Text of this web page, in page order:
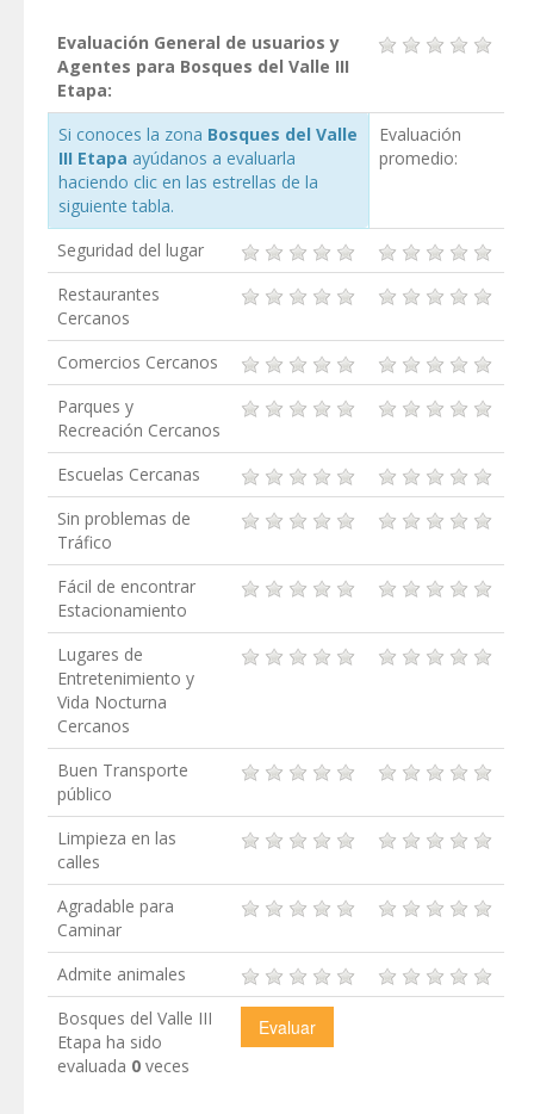
Evaluación General de usuarios y
Agentes para Bosques del Valle III
Etapa:
Si conoces la zona Bosques del Valle
III Etapa ayúdanos a evaluarla
haciendo clic en las estrellas de la
siguiente tabla.
Evaluación
promedio:
Seguridad del lugar
Restaurantes
Cercanos
Comercios Cercanos
Parques y
Recreación Cercanos
Escuelas Cercanas
Sin problemas de
Tráfico
Fácil de encontrar
Estacionamiento
Lugares de
Entretenimiento y
Vida Nocturna
Cercanos
Buen Transporte
público
Limpieza en las
calles
Agradable para
Caminar
Admite animales
Bosques del Valle III
Etapa ha sido
evaluada 0 veces